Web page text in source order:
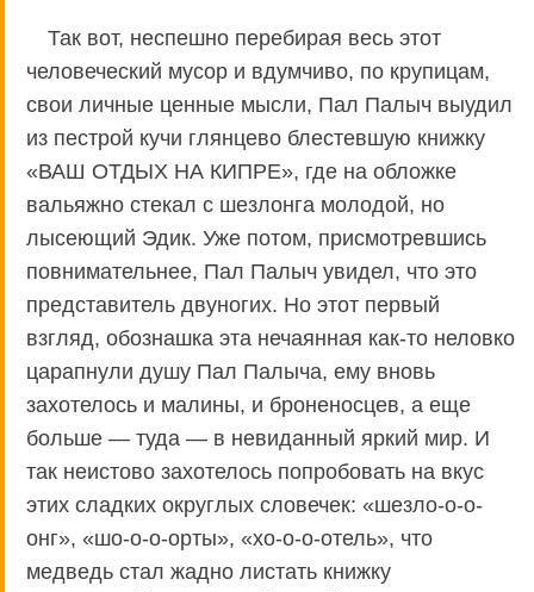
Так вот, неспешно перебирая весь этот
человеческий мусор и вдумчиво, по крупицам,
свои личные ценные мысли, Пал Палыч выудил
из пестрой кучи глянцево блестевшую книжку
«ВАШ ОТДЫХ НА КИПРЕ», где на обложке
вальяжно стекал с шезлонга молодой, но
лысеющий Эдик. Уже потом, присмотревшись
повнимательнее, Пал Палыч увидел, что это
представитель двуногих. Но этот первый
взгляд, обознашка эта нечаянная как-то неловко
царапнули душу Пал Палыча, ему вновь
захотелось и малины, и броненосцев, а еще
больше — туда — в невиданный яркий мир. И
так неистово захотелось попробовать на вкус
этих сладких округлых словечек: «шезло-о-о-
онг», «шо-о-о-орты», «хо-о-о-отель», что
медведь стал жадно листать книжку